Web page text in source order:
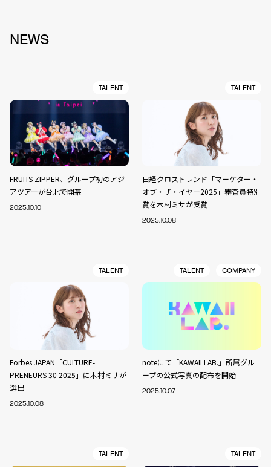
NEWS
TALENT
FRUITS ZIPPER、グループ初のアジ
アツアーが台北で開幕
2025.10.10
TALENT
日経クロストレンド「マーケター・
オブ・ザ・イヤー2025」審査員特別
賞を木村ミサが受賞
2025.10.08
TALENT
Forbes JAPAN「CULTURE-
PRENEURS 30 2025」に木村ミサが
選出
2025.10.08
TALENT COMPANY
noteにて「KAWAII LAB.」所属グル
ープの公式写真の配布を開始
2025.10.07
TALENT TALENT